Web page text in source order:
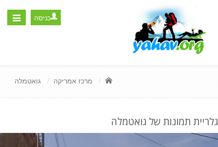
Toggle
כניסה
מרכז אמריקה גואטמלה
גלריית תמונות של גואטמלה